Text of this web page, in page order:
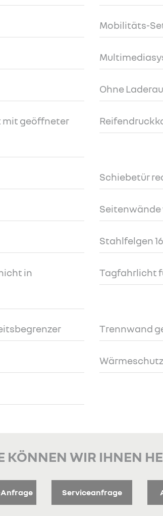
Mobilitäts-
Ohne
mit geöffneter
Schiebetür
Stahlfelgen
in Tagfahrlicht
Trennwand
KÖNNEN WIR IHNEN
Serviceanfrage